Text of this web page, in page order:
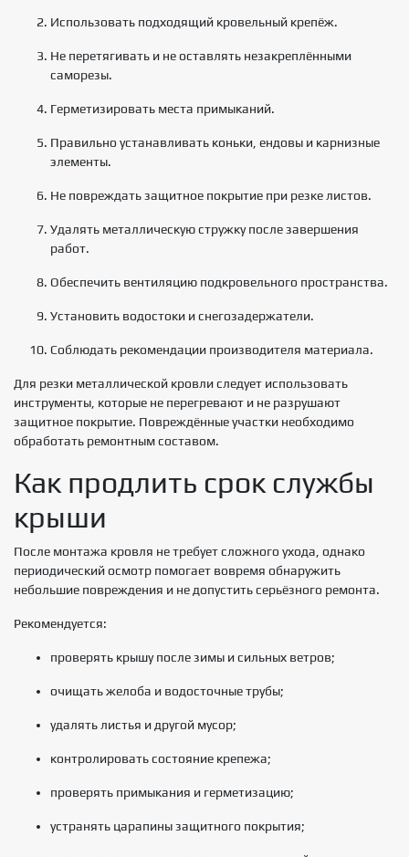
Использовать подходящий кровельный крепёж.
Не перетягивать и не оставлять незакреплёнными
саморезы.
Герметизировать места примыканий.
Правильно устанавливать коньки, ендовы и карнизные
элементы.
Не повреждать защитное покрытие при резке листов.
Удалять металлическую стружку после завершения
работ.
Обеспечить вентиляцию подкровельного пространства.
Установить водостоки и снегозадержатели.
Соблюдать рекомендации производителя материала.
Для резки металлической кровли следует использовать
инструменты, которые не перегревают и не разрушают
защитное покрытие. Повреждённые участки необходимо
обработать ремонтным составом.
Как продлить срок службы
крыши
После монтажа кровля не требует сложного ухода, однако
периодический осмотр помогает вовремя обнаружить
небольшие повреждения и не допустить серьёзного ремонта.
Рекомендуется:
проверять крышу после зимы и сильных ветров;
очищать желоба и водосточные трубы;
удалять листья и другой мусор;
контролировать состояние крепежа;
проверять примыкания и герметизацию;
устранять царапины защитного покрытия;